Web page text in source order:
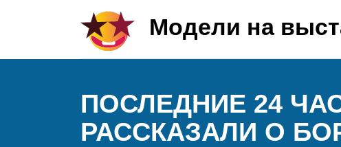
Модели на
ПОСЛЕДНИЕ 24
РАССКАЗАЛИ О